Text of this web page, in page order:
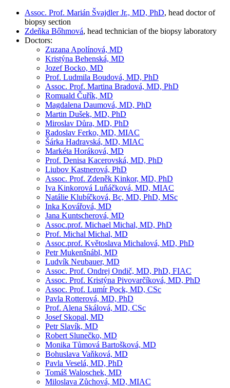
Assoc. Prof. Marián Švajdler Jr., MD, PhD, head doctor of
biopsy section
Zdeňka Bőhmová, head technician of the biopsy laboratory
Doctors:
Zuzana Apolínová, MD
Kristýna Behenská, MD
Jozef Bocko, MD
Prof. Ludmila Boudová, MD, PhD
Assoc. Prof. Martina Bradová, MD, PhD
Romuald Čuřík, MD
Magdalena Daumová, MD, PhD
Martin Dušek, MD, PhD
Miroslav Důra, MD, PhD
Radoslav Ferko, MD, MIAC
Šárka Hadravská, MD, MIAC
Markéta Horáková, MD
Prof. Denisa Kacerovská, MD, PhD
Liubov Kastnerová, PhD
Assoc. Prof. Zdeněk Kinkor, MD, PhD
Iva Kinkorová Luňáčková, MD, MIAC
Natálie Klubíčková, Bc, MD, PhD, MSc
Inka Kovářová, MD
Jana Kuntscherová, MD
Assoc.prof. Michael Michal, MD, PhD
Prof. Michal Michal, MD
Assoc.prof. Květoslava Michalová, MD, PhD
Petr Mukenšnábl, MD
Ludvík Neubauer, MD
Assoc. Prof. Ondrej Ondič, MD, PhD, FIAC
Assoc. Prof. Kristýna Pivovarčíková, MD, PhD
Assoc. Prof. Lumír Pock, MD, CSc
Pavla Rotterová, MD, PhD
Prof. Alena Skálová, MD, CSc
Josef Skopal, MD
Petr Slavík, MD
Robert Slunečko, MD
Monika Tůmová Bartošková, MD
Bohuslava Vaňková, MD
Pavla Veselá, MD, PhD
Tomáš Waloschek, MD
Miloslava Zůchová, MD, MIAC